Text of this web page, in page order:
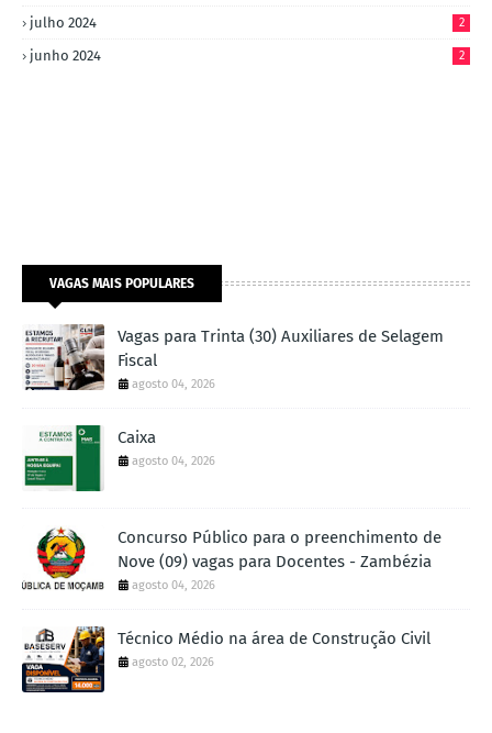
julho 2024 2
junho 2024 2
VAGAS MAIS POPULARES
Vagas para Trinta (30) Auxiliares de Selagem
Fiscal
agosto 04, 2026
Caixa
agosto 04, 2026
Concurso Público para o preenchimento de
Nove (09) vagas para Docentes - Zambézia
agosto 04, 2026
Técnico Médio na área de Construção Civil
agosto 02, 2026